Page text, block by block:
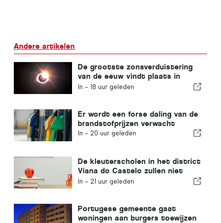
Andere artikelen
De grootste zonsverduistering
van de eeuw vindt plaats in
Portugal
In - 18 uur geleden
Er wordt een forse daling van de
brandstofprijzen verwacht
In - 20 uur geleden
De kleuterscholen in het district
Viana do Castelo zullen niet
sluiten
In - 21 uur geleden
Portugese gemeente gaat
woningen aan burgers toewijzen